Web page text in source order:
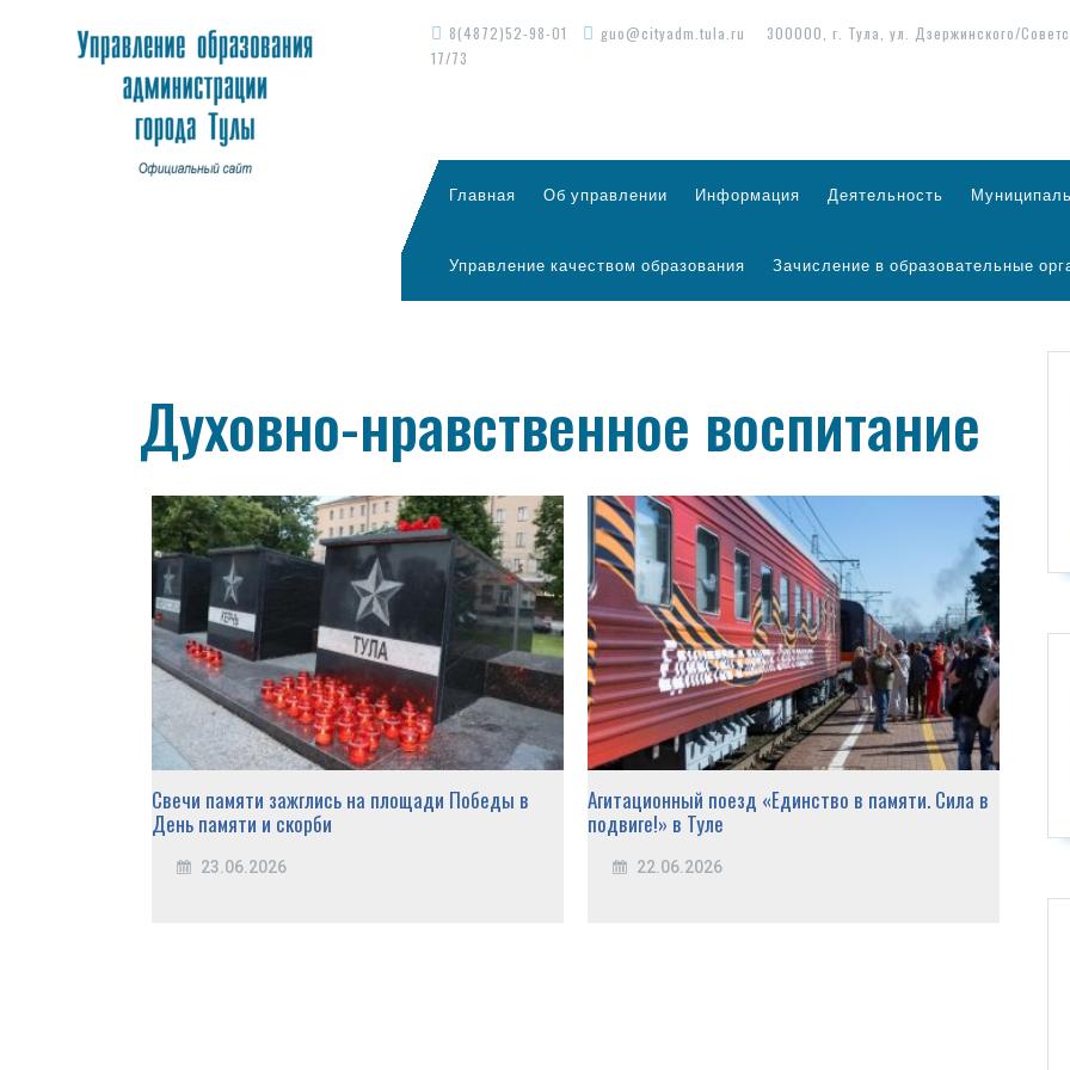
8(4872)52-98-01 guo@cityadm.tula.ru
300000, г. Тула, ул. Дзержинского/
17/73
Главная Об управлении Информация Деятельность
Управление качеством образования Зачисление в образовательные
Духовно-нравственное воспитание
Свечи памяти зажглись на площади Победы в
День памяти и скорби
23.06.2026
Агитационный поезд «Единство в памяти. Сила в
подвиге!» в Туле
22.06.2026